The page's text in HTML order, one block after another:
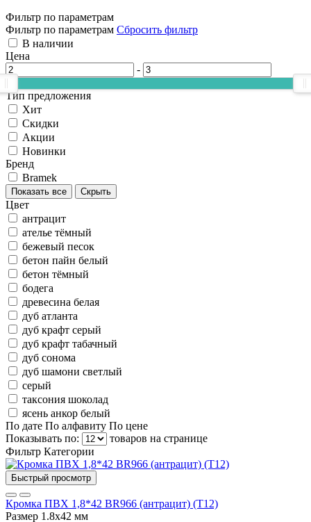
Фильтр по параметрам
Фильтр по параметрам Сбросить фильтр
В наличии
Цена
-
Тип предложения
Хит
Скидки
Акции
Новинки
Бренд
Bramek
Показать все Скрыть
Цвет
антрацит
ателье тёмный
бежевый песок
бетон пайн белый
бетон тёмный
бодега
древесина белая
дуб атланта
дуб крафт серый
дуб крафт табачный
дуб сонома
дуб шамони светлый
серый
таксония шоколад
ясень анкор белый
По дате По алфавиту По цене
Показывать по:
товаров на странице
Фильтр Категории
Быстрый просмотр
Кромка ПВХ 1,8*42 BR966 (антрацит) (Т12)
Размер 1.8х42 мм